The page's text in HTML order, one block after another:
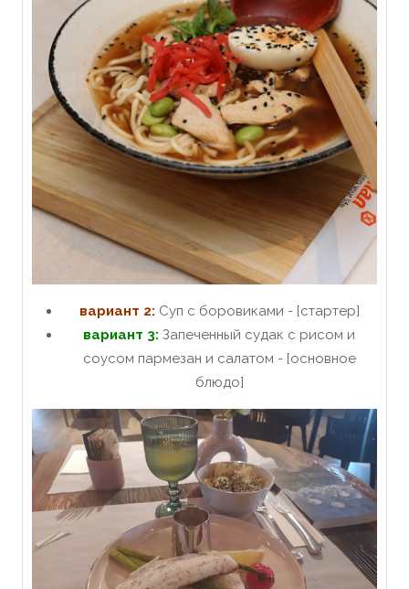
вариант 2: Суп с боровиками - [стартер]
вариант 3: Запеченный судак с рисом и
соусом пармезан и салатом - [основное
блюдо]